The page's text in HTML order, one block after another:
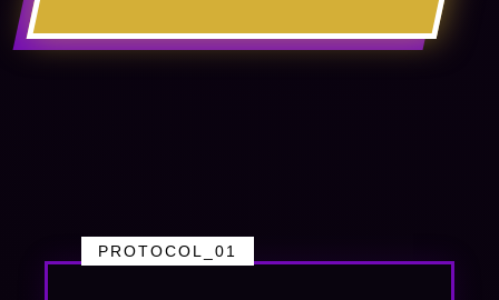
PROTOCOL_01